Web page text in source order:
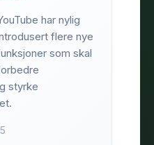
har nylig
flere nye
som skal
styrke